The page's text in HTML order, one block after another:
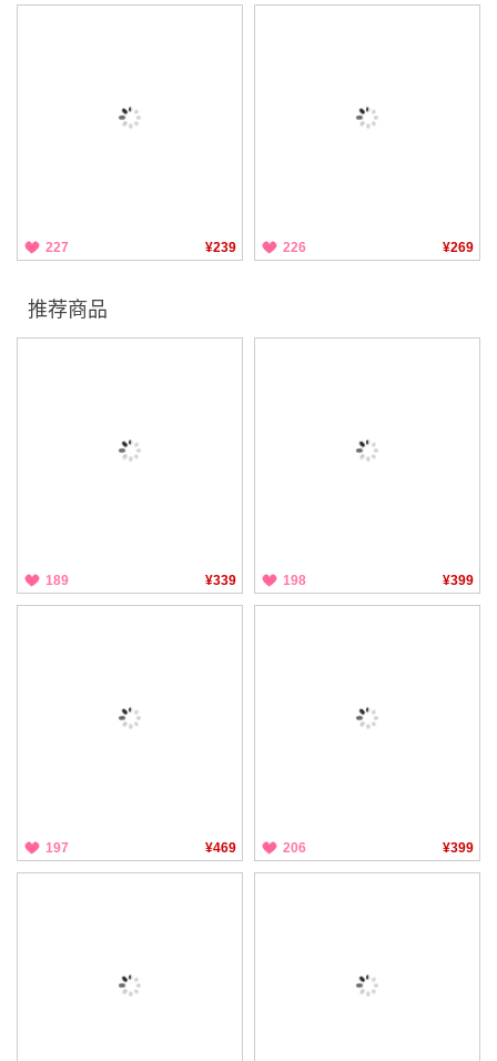
227 ¥239 226 ¥269
推荐商品
189 ¥339 198 ¥399
197 ¥469 206 ¥399